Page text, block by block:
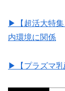
▶︎【超活大特
内環境に関係
▶︎【プラズマ乳